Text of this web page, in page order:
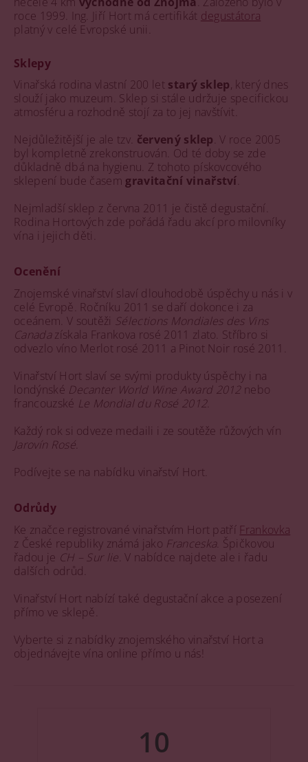
roce 1999. Ing. Jiří Hort má certifikát degustátora
platný v celé Evropské unii.
Sklepy
Vinařská rodina vlastní 200 let starý sklep, který dnes
slouží jako muzeum. Sklep si stále udržuje specifickou
atmosféru a rozhodně stojí za to jej navštívit.
Nejdůležitější je ale tzv. červený sklep . V roce 2005
byl kompletně zrekonstruován. Od té doby se zde
důkladně dbá na hygienu. Z tohoto pískovcového
sklepení bude časem gravitační vinařství
Nejmladší sklep z června 2011 je čistě degustační.
Rodina Hortových zde pořádá řadu akcí pro milovníky
vína i jejich děti.
Ocenění
Znojemské vinařství slaví dlouhodobě úspěchy u nás i v
celé Evropě. Ročníku 2011 se daří dokonce i za
oceánem. V soutěži Sélections Mondiales des Vins
Canadazískala Frankova rosé 2011 zlato. Stříbro si
odvezlo víno Merlot rosé 2011 a Pinot Noir rosé 2011.
Vinařství Hort slaví se svými produkty úspěchy i na
londýnské Decanter World Wine Award 2012nebo
francouzské Le Mondial du Rosé 2012.
Každý rok si odveze medaili i ze soutěže růžových vín
Jarovín Rosé.
Podívejte se na nabídku vinařství Hort.
Odrůdy
Ke značce registrované vinařstvím Hort patří Frankovka
z České republiky známá jako Franceska. Špičkovou
řadou je CH – Sur lie . V nabídce najdete ale i řadu
dalších odrůd.
Vinařství Hort nabízí také degustační akce a posezení
přímo ve sklepě.
Vyberte si z nabídky znojemského vinařství Hort a
objednávejte vína online přímo u nás!
10